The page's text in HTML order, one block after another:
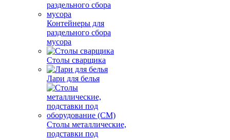
Контейнеры для
раздельного сбора
мусора
Столы сварщика
Лари для белья
Столы металлические,
подставки под